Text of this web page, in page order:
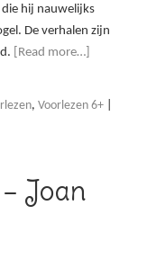
hij nauwelijks
De verhalen zijn
[Read more…]
, Voorlezen 6+
Joan